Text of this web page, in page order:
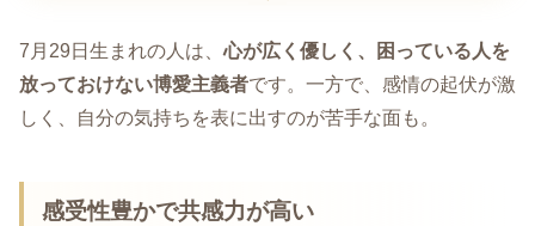
7月29日生まれの人は、心が広く優しく、困っている人を
放っておけない博愛主義者です。一方で、感情の起伏が激
しく、自分の気持ちを表に出すのが苦手な面も。
感受性豊かで共感力が高い